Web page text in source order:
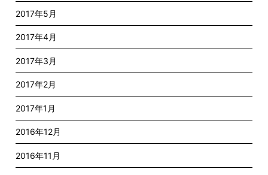
2017年5月
2017年4月
2017年3月
2017年2月
2017年1月
2016年12月
2016年11月